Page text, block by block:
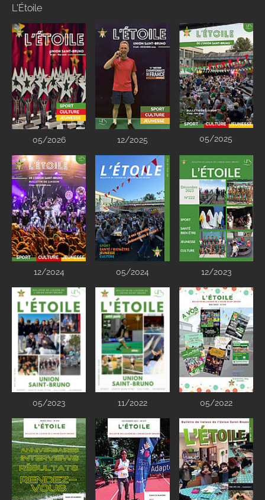
L'Étoile
05/2026 12/2025 05/2025
12/2024 05/2024 12/2023
05/2023 11/2022 05/2022